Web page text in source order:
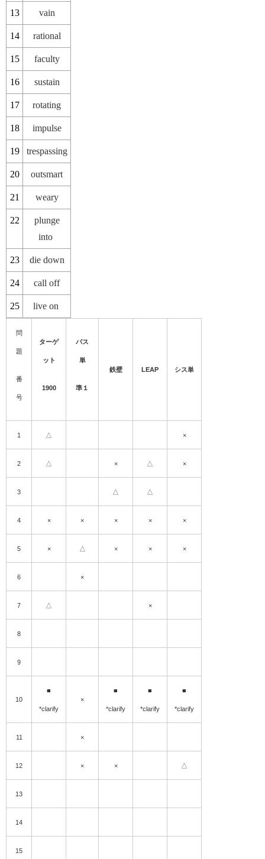
13 vain
14 rational
15 faculty
16 sustain
17 rotating
18 impulse
19 trespassing
20 outsmart
21 weary
22
plunge
into
23 die down
24 call off
25 live on
問
題
番
号
ターゲ
ット
1900
パス
単
準１
鉄壁 LEAP シス単
1 △ ×
2 △ × △ ×
3 △ △
4 × × × × ×
5 × △ × × ×
6 ×
7 △ ×
8
9
10
■
*clarify
×
■
*clarify
■
*clarify
■
*clarify
11 ×
12 × × △
13
14
15